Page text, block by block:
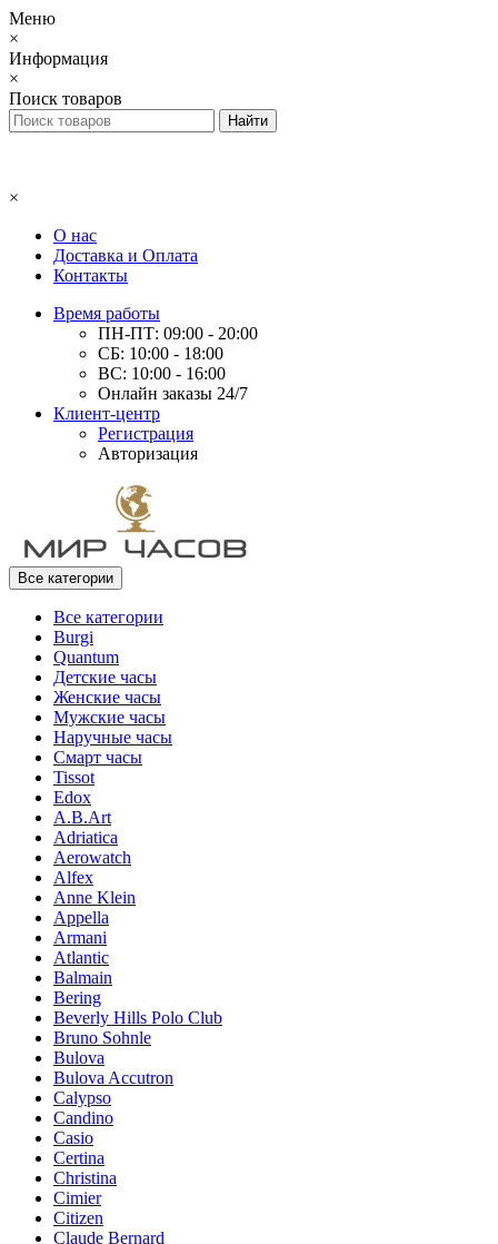
Меню
×
Информация
×
Поиск товаров
×
О нас
Доставка и Оплата
Контакты
Время работы
ПН-ПТ: 09:00 - 20:00
СБ: 10:00 - 18:00
ВС: 10:00 - 16:00
Онлайн заказы 24/7
Клиент-центр
Регистрация
Авторизация
Все категории
Все категории
Burgi
Quantum
Детские часы
Женские часы
Мужские часы
Наручные часы
Смарт часы
Tissot
Edox
A.B.Art
Adriatica
Aerowatch
Alfex
Anne Klein
Appella
Armani
Atlantic
Balmain
Bering
Beverly Hills Polo Club
Bruno Sohnle
Bulova
Bulova Accutron
Calypso
Candino
Casio
Certina
Christina
Cimier
Citizen
Claude Bernard